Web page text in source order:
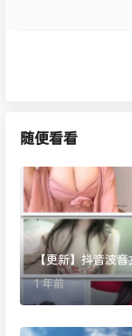
随便看看
【更新】抖音波
1 年前